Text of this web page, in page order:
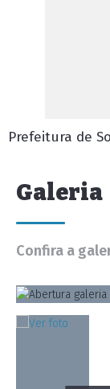
Prefeitura de
Galeria
Confira a